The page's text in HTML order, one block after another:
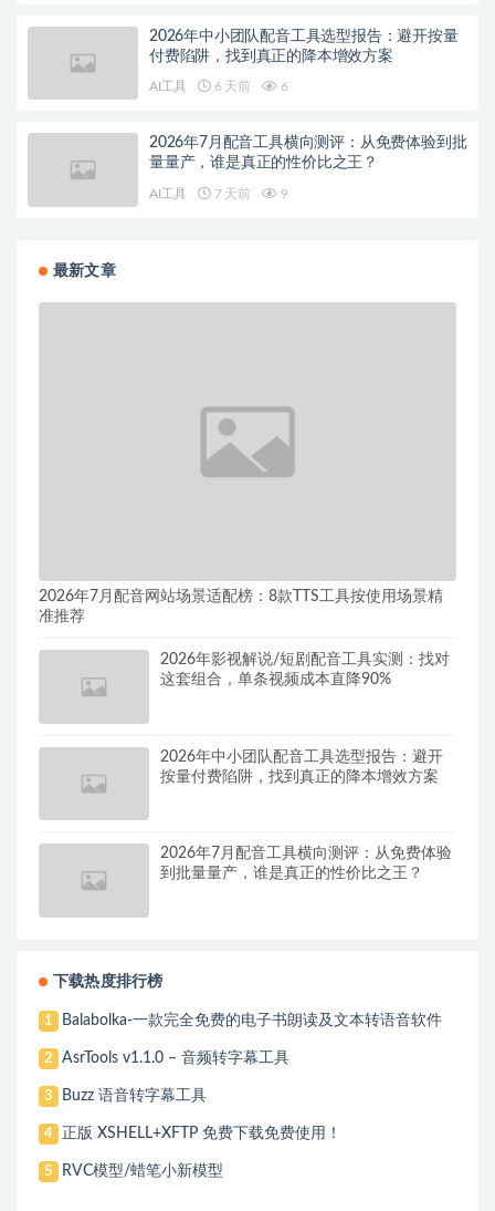
2026年中小团队配音工具选型报告：避开按量
付费陷阱，找到真正的降本增效方案
AI工具 6 天前 6
2026年7月配音工具横向测评：从免费体验到批
量量产，谁是真正的性价比之王？
AI工具 7 天前 9
最新文章
2026年7月配音网站场景适配榜：8款TTS工具按使用场景精
准推荐
2026年影视解说/短剧配音工具实测：找对
这套组合，单条视频成本直降90%
2026年中小团队配音工具选型报告：避开
按量付费陷阱，找到真正的降本增效方案
2026年7月配音工具横向测评：从免费体验
到批量量产，谁是真正的性价比之王？
下载热度排行榜
1 Balabolka-一款完全免费的电子书朗读及文本转语音软件
2 AsrTools v1.1.0 – 音频转字幕工具
3 Buzz 语音转字幕工具
4 正版 XSHELL+XFTP 免费下载免费使用！
5 RVC模型/蜡笔小新模型